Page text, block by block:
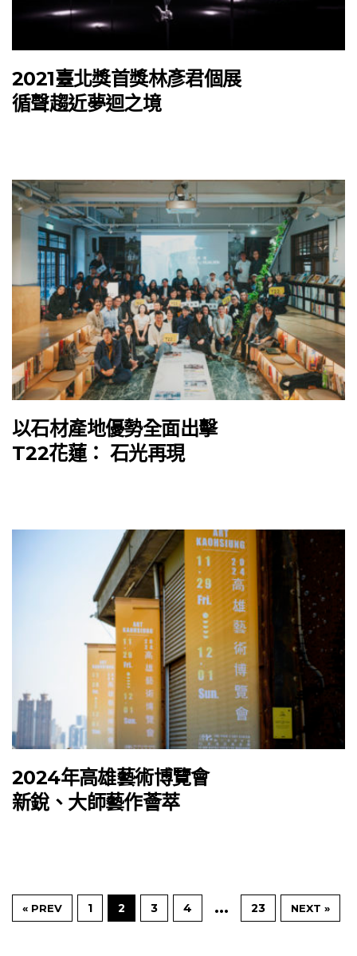
2021臺北獎首獎林彥君個展
循聲趨近夢迴之境
以石材產地優勢全面出擊
T22花蓮： 石光再現
2024年高雄藝術博覽會
新銳、大師藝作薈萃
« PREV 1 2 3 4 ... 23 NEXT »